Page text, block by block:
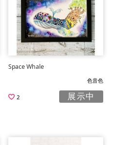
Space Whale
色音色
2 展示中